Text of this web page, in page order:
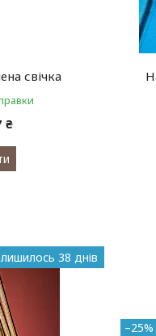
свічка
₴
38 днів
–25%